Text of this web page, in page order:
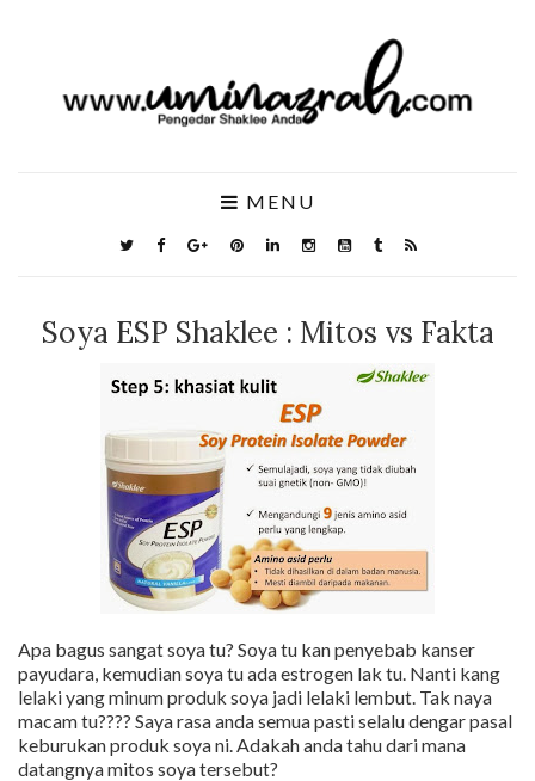
MENU
Soya ESP Shaklee : Mitos vs Fakta
Apa bagus sangat soya tu? Soya tu kan penyebab kanser
payudara, kemudian soya tu ada estrogen lak tu. Nanti kang
lelaki yang minum produk soya jadi lelaki lembut. Tak naya
macam tu???? Saya rasa anda semua pasti selalu dengar pasal
keburukan produk soya ni. Adakah anda tahu dari mana
datangnya mitos soya tersebut?